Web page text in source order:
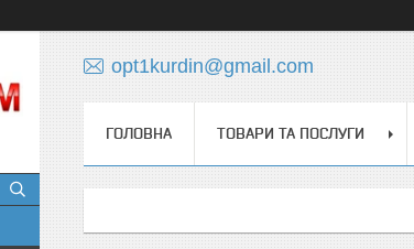
opt1kurdin@gmail.com
ГОЛОВНА ТОВАРИ ТА ПОСЛУГИ